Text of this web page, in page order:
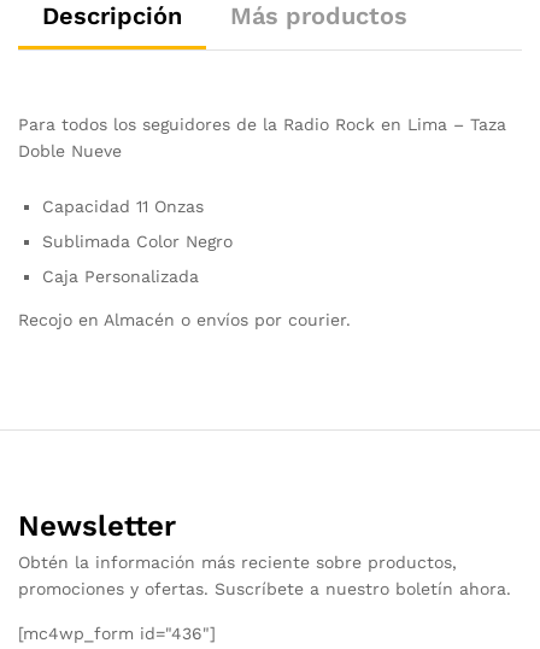
Descripción Más productos
Para todos los seguidores de la Radio Rock en Lima – Taza
Doble Nueve
Capacidad 11 Onzas
Sublimada Color Negro
Caja Personalizada
Recojo en Almacén o envíos por courier.
Newsletter
Obtén la información más reciente sobre productos,
promociones y ofertas. Suscríbete a nuestro boletín ahora.
[mc4wp_form id="436"]